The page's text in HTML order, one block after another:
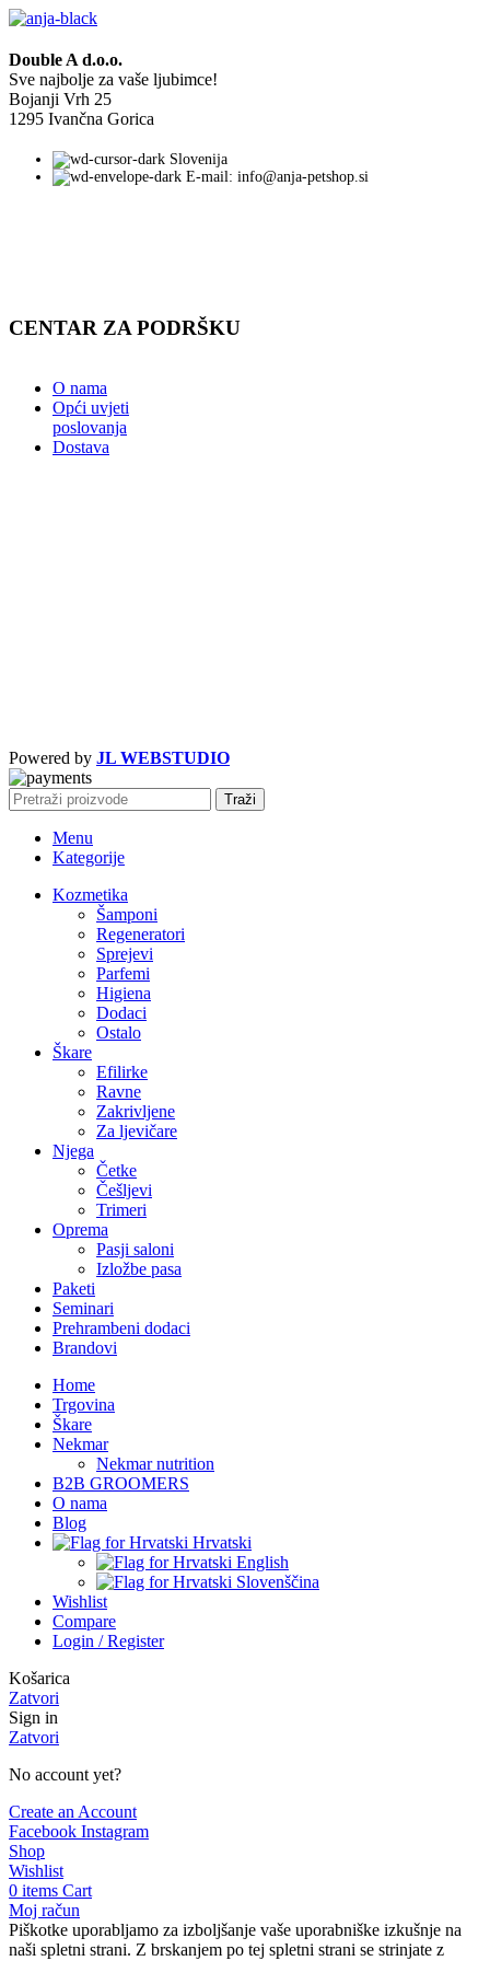
Double A d.o.o.
Sve najbolje za vaše ljubimce!
Bojanji Vrh 25
1295 Ivančna Gorica
Slovenija
E-mail: info@anja-petshop.si
CENTAR ZA PODRŠKU
O nama
Opći uvjeti
poslovanja
Dostava
Powered by JL WEBSTUDIO
Traži
Menu
Kategorije
Kozmetika
Šamponi
Regeneratori
Sprejevi
Parfemi
Higiena
Dodaci
Ostalo
Škare
Efilirke
Ravne
Zakrivljene
Za ljevičare
Njega
Četke
Češljevi
Trimeri
Oprema
Pasji saloni
Izložbe pasa
Paketi
Seminari
Prehrambeni dodaci
Brandovi
Home
Trgovina
Škare
Nekmar
Nekmar nutrition
B2B GROOMERS
O nama
Blog
Hrvatski
English
Slovenščina
Wishlist
Compare
Login / Register
Košarica
Zatvori
Sign in
Zatvori
No account yet?
Create an Account
Facebook Instagram
Shop
Wishlist
0 items Cart
Moj račun
Piškotke uporabljamo za izboljšanje vaše uporabniške izkušnje na
naši spletni strani. Z brskanjem po tej spletni strani se strinjate z